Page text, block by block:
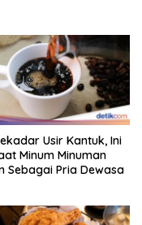
Usir Kantuk, Ini
Minum Minuman
Sebagai Pria Dewasa